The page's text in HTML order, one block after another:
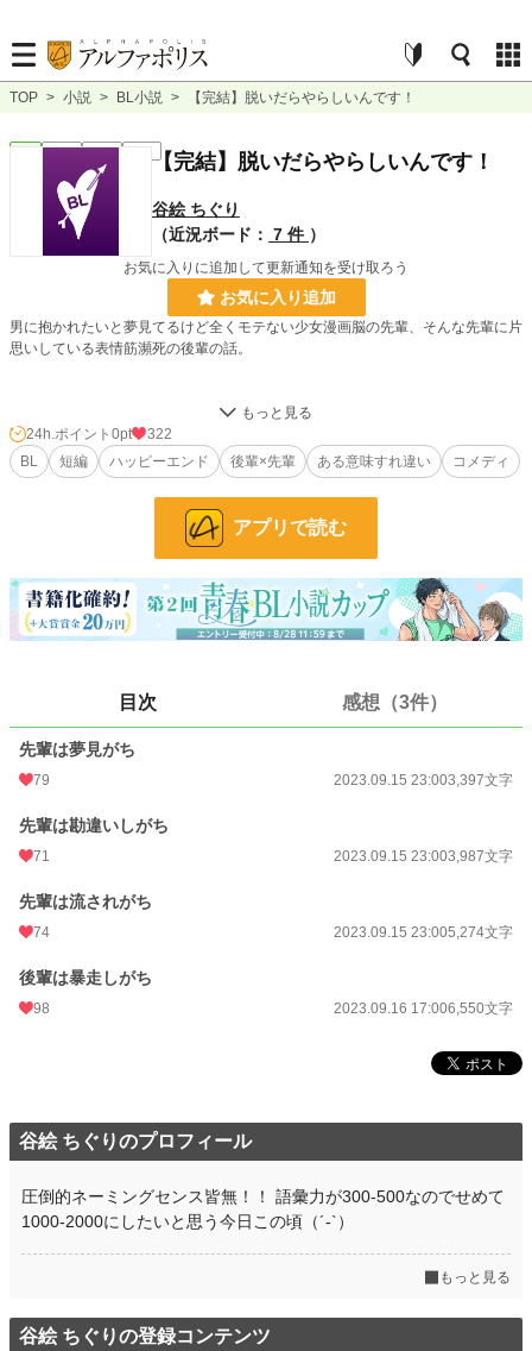
TOP > 小説 > BL小説 > 【完結】脱いだらやらしいんです！
完結 短編 【完結】脱いだらやらしいんです！
谷絵 ちぐり
（近況ボード： 7 件 ）
お気に入りに追加して更新通知を受け取ろう
お気に入り追加
男に抱かれたいと夢見てるけど全くモテない少女漫画脳の先輩、そんな先輩に片
思いしている表情筋瀕死の後輩の話。
小説 228,588 位 / 228,588 件
31,386 位 / 31,386 件
24h.ポイント 0 pt
文字数 19,208
2023.09.15 23:00
初回完結日時 2023.09.16 17:00
月間ポイント 224 pt (49,330 位)
累計ポイント
24h.ポイント 0pt
322
BL
短編 ハッピーエンド 後輩×先輩 ある意味すれ違い コメディ
アプリで読む
目次 感想（3件）
先輩は夢見がち
79 2023.09.15 23:003,397文字
先輩は勘違いしがち
71 2023.09.15 23:003,987文字
先輩は流されがち
74 2023.09.15 23:005,274文字
後輩は暴走しがち
98 2023.09.16 17:006,550文字
谷絵 ちぐりのプロフィール
圧倒的ネーミングセンス皆無！！ 語彙力が300-500なのでせめて
1000-2000にしたいと思う今日この頃（´-`）
もっと見る
谷絵 ちぐりの登録コンテンツ